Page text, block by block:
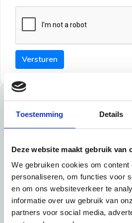
Toestemming Details
Deze website maakt gebruik van
We gebruiken cookies om content
personaliseren, om functies voor
en om ons websiteverkeer te
informatie over uw gebruik van
partners voor social media,
Versturen
Tips
Tip 1:
Schrijf een duidelijke introductie
informatie mee:
Ben je student, werkachtig of